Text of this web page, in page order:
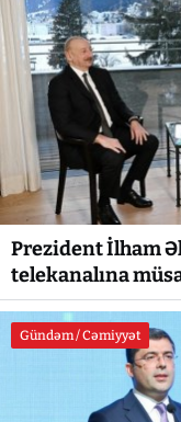
Prezident İlham
telekanalına
Gündəm / Cəmiyyət